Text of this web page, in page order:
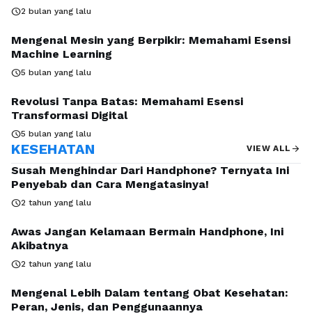
schedule2 bulan yang lalu
Mengenal Mesin yang Berpikir: Memahami Esensi
Machine Learning
schedule5 bulan yang lalu
Revolusi Tanpa Batas: Memahami Esensi
Transformasi Digital
schedule5 bulan yang lalu
KESEHATAN VIEW ALL arrow_forward
Susah Menghindar Dari Handphone? Ternyata Ini
Penyebab dan Cara Mengatasinya!
schedule2 tahun yang lalu
Awas Jangan Kelamaan Bermain Handphone, Ini
Akibatnya
schedule2 tahun yang lalu
Mengenal Lebih Dalam tentang Obat Kesehatan:
Peran, Jenis, dan Penggunaannya